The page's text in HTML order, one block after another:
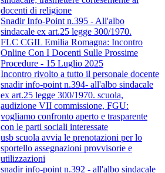
docenti di religione
Snadir Info-Point n.395 - All'albo
sindacale ex art.25 legge 300/1970.
FLC CGIL Emilia Romagna: Incontro
Online Con I Docenti Sulle Prossime
Procedure - 15 Luglio 2025
Incontro rivolto a tutto il personale docente
snadir info-point n.394- all'albo sindacale
ex art.25 legge 300/1970. scuola,
audizione VII commissione, FGU:
vogliamo confronto aperto e trasparente
con le parti sociali interessate
usb scuola avvia le prenotazioni per lo
sportello assegnazioni provvisorie e
utilizzazioni
snadir info-point n.392 - all'albo sindacale